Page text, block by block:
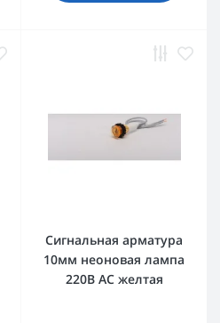
Сигнальная арматура
10мм неоновая лампа
220В AC желтая